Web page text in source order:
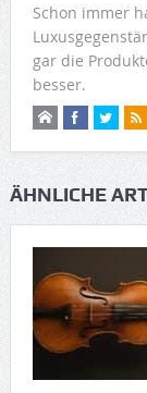
Schon immer
gar die
besser.
ÄHNLICHE